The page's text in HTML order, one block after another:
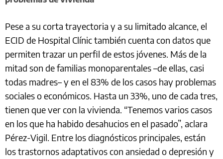
Pese a su corta trayectoria y a su limitado alcance, el
ECID de Hospital Clínic también cuenta con datos que
permiten trazar un perfil de estos jóvenes. Más de la
mitad son de familias monoparentales –de ellas, casi
todas madres– y en el 83% de los casos hay problemas
sociales o económicos. Hasta un 33%, uno de cada tres,
tienen que ver con la vivienda. “Tenemos varios casos
en los que ha habido desahucios en el pasado”, aclara
Pérez-Vigil. Entre los diagnósticos principales, están
los trastornos adaptativos con ansiedad o depresión y